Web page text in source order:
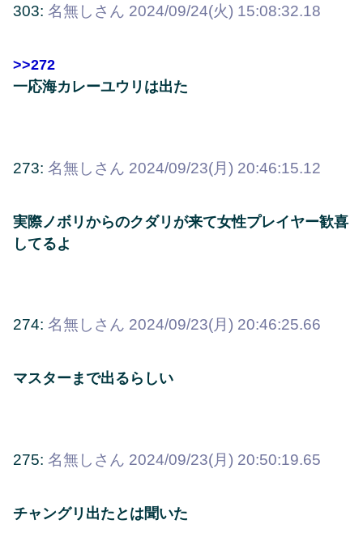
303: 名無しさん 2024/09/24(火) 15:08:32.18
>>272
一応海カレーユウリは出た
273: 名無しさん 2024/09/23(月) 20:46:15.12
実際ノボリからのクダリが来て女性プレイヤー歓喜
してるよ
274: 名無しさん 2024/09/23(月) 20:46:25.66
マスターまで出るらしい
275: 名無しさん 2024/09/23(月) 20:50:19.65
チャングリ出たとは聞いた